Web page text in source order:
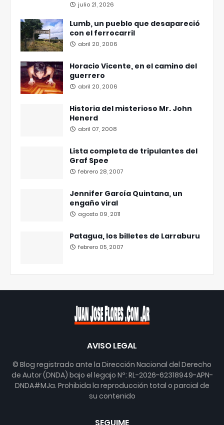
julio 21, 2026
Lumb, un pueblo que desapareció
con el ferrocarril
abril 20, 2006
Horacio Vicente, en el camino del
guerrero
abril 20, 2006
Historia del misterioso Mr. John
Henerd
abril 07, 2008
Lista completa de tripulantes del
Graf Spee
febrero 28, 2007
Jennifer García Quintana, un
engaño viral
agosto 09, 2011
Patagua, los billetes de Larraburu
febrero 05, 2007
AVISO LEGAL
© Blog registrado ante la Dirección Nacional del Derecho
de Autor (DNDA) bajo el legajo Nº: RL-2026-62318949-APN-
DNDA#MJa. Prohibida la reproducción total o parcial de
su contenido